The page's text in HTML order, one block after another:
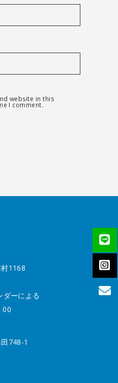
website in this
I comment.
1168
ーによる
00
748-1